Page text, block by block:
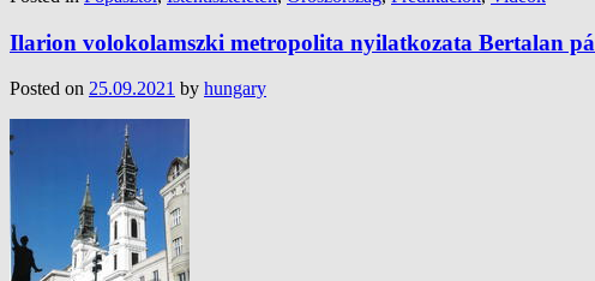
Ilarion volokolamszki metropolita nyilatkozata Bertalan
Posted on 25.09.2021 by hungary